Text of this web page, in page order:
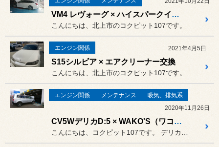
VM4 レヴォーグ × ハイスパークイグニッションコイル取付とプラグ交換
こんにちは、北上市のコクピット107です。
エンジン関係 2021年4月5日
S15シルビア × エアクリーナー交換
こんにちは、北上市のコクピット107です。
エンジン関係 メンテナンス
吸気、排気系
2020年11月26日
CV5WデリカD:5 × WAKO'S（ワコーズ）RECS（レックス）施工